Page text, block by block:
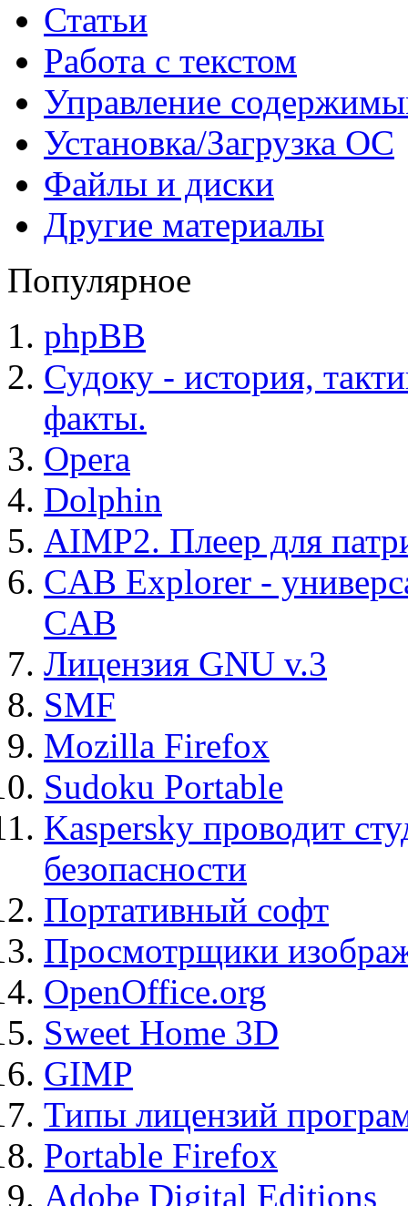
Статьи
Работа с текстом
Управление
Установка/Загрузка ОС
Файлы и диски
Другие материалы
Популярное
phpBB
Судоку - история,
факты.
Opera
Dolphin
AIMP2. Плеер для
CAB Explorer -
CAB
Лицензия GNU v.3
SMF
Mozilla Firefox
Sudoku Portable
Kaspersky проводит
безопасности
Портативный софт
Просмотрщики
OpenOffice.org
Sweet Home 3D
GIMP
Типы лицензий
Portable Firefox
Adobe Digital Editions